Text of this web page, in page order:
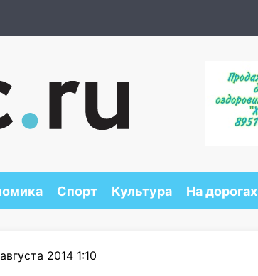
Спорт Культура На дорогах
2014 1:10